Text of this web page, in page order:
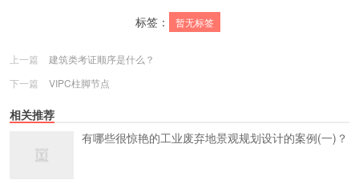
标签： 暂无标签
上一篇
建筑类考证顺序是什么？
下一篇
VIPC柱脚节点
相关推荐
有哪些很惊艳的工业废弃地景观规划设计的案例(一)？